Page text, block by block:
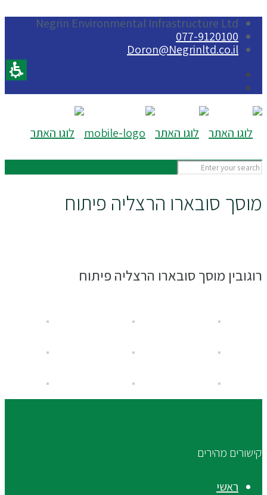
Negrin Environmental Infrastructure Ltd
077-9120100
Doron@Negrinltd.co.il
מוסך סובארו הרצליה פיתוח
רוגובין מוסך סובארו הרצליה פיתוח
קישורים מהירים
ראשי